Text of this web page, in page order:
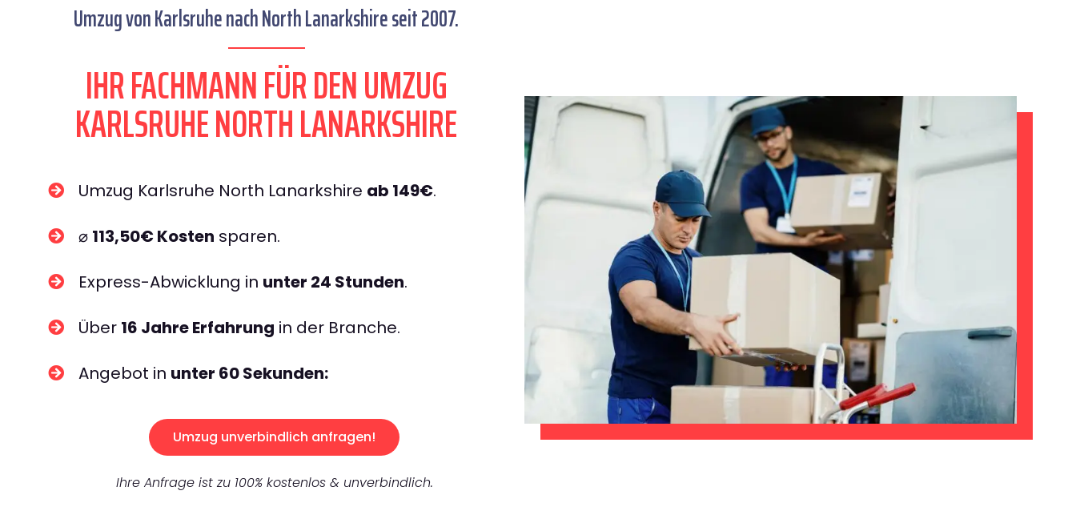
Umzug von Karlsruhe nach North Lanarkshire seit 2007.
IHR FACHMANN FÜR DEN UMZUG
KARLSRUHE NORTH LANARKSHIRE
Umzug Karlsruhe North Lanarkshire ab 149€.
⌀ 113,50€ Kosten sparen.
Express-Abwicklung in unter 24 Stunden.
Über 16 Jahre Erfahrung in der Branche.
Angebot in unter 60 Sekunden:
Umzug unverbindlich anfragen!
Ihre Anfrage ist zu 100% kostenlos & unverbindlich.